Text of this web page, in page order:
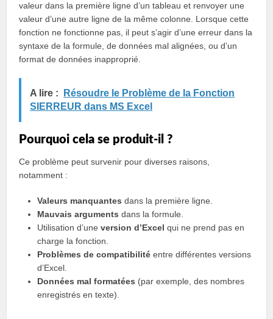
valeur dans la première ligne d’un tableau et renvoyer une
valeur d’une autre ligne de la même colonne. Lorsque cette
fonction ne fonctionne pas, il peut s’agir d’une erreur dans la
syntaxe de la formule, de données mal alignées, ou d’un
format de données inapproprié.
A lire :
Résoudre le Problème de la Fonction
SIERREUR dans MS Excel
Pourquoi cela se produit-il ?
Ce problème peut survenir pour diverses raisons,
notamment :
Valeurs manquantes dans la première ligne.
Mauvais arguments dans la formule.
Utilisation d’uneversion d’Excel qui ne prend pas en
charge la fonction.
Problèmes de compatibilité entre différentes versions
d’Excel.
Données mal formatées (par exemple, des nombres
enregistrés en texte).